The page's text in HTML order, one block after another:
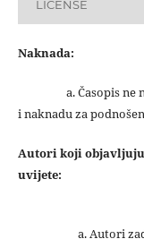
LICENSE
Naknada:
a. Časopis ne
i naknadu za
Autori koji objavljuju
uvijete:
Autori